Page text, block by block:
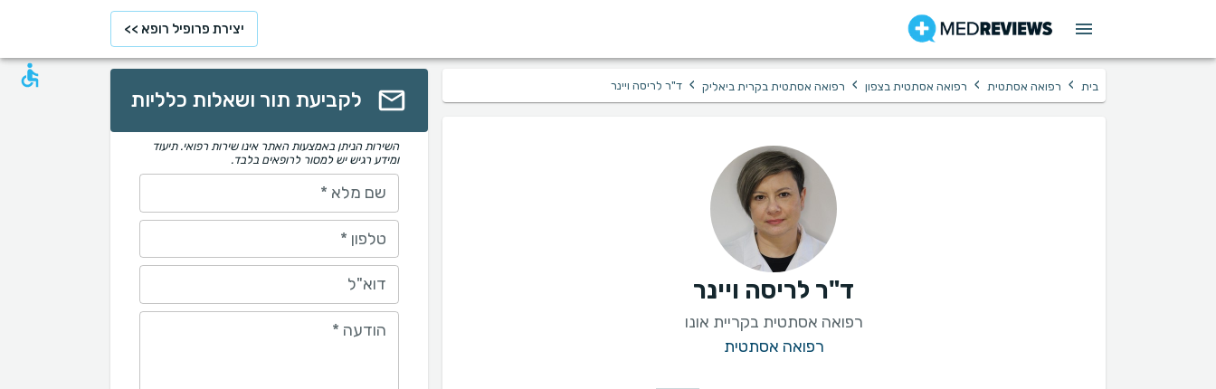
יצירת פרופיל רופא >>
בית › רפואה אסתטית › רפואה אסתטית בצפון › רפואה אסתטית בקרית ביאליק › ד"ר לריסה ויינר
ד"ר לריסה ויינר
רפואה אסתטית בקריית אונו
רפואה אסתטית
לקביעת תור ושאלות כלליות
השירות הניתן באמצעות האתר אינו שירות רפואי. תיעוד
ומידע רגיש יש למסור לרופאים בלבד.
שם מלא *
טלפון *
דוא"ל
הודעה *